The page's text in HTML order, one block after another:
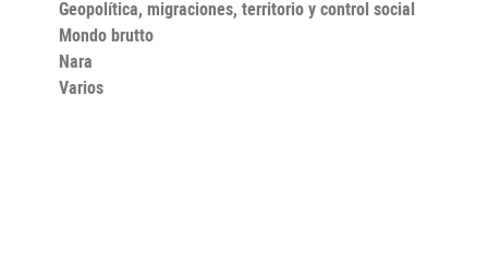
Geopolítica, migraciones, territorio y control social
Mondo brutto
Nara
Varios